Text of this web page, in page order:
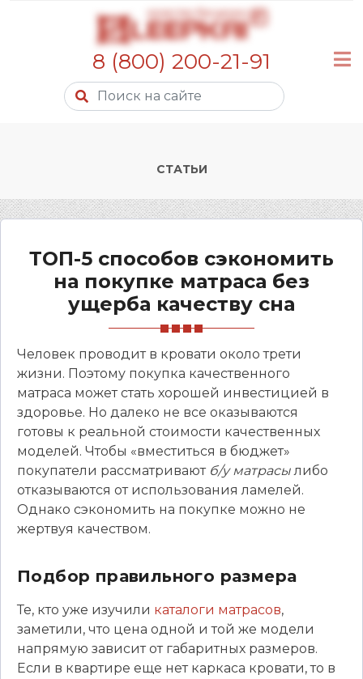
8 (800) 200-21-91
СТАТЬИ
ТОП-5 способов сэкономить
на покупке матраса без
ущерба качеству сна
Человек проводит в кровати около трети
жизни. Поэтому покупка качественного
матраса может стать хорошей инвестицией в
здоровье. Но далеко не все оказываются
готовы к реальной стоимости качественных
моделей. Чтобы «вместиться в бюджет»
покупатели рассматривают б/у матрасылибо
отказываются от использования ламелей.
Однако сэкономить на покупке можно не
жертвуя качеством.
Подбор правильного размера
Те, кто уже изучили каталоги матрасов,
заметили, что цена одной и той же модели
напрямую зависит от габаритных размеров.
Если в квартире еще нет каркаса кровати, то в